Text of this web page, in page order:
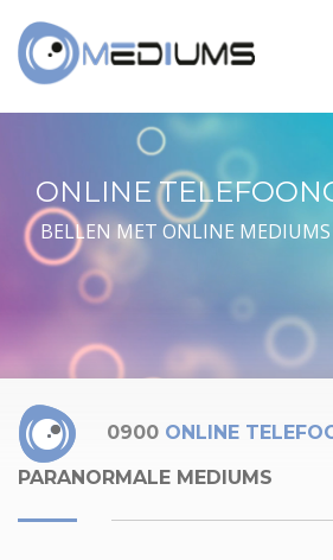
ONLINE
BELLEN MET ONLINE MEDIUMS
0900 ONLINE
PARANORMALE MEDIUMS